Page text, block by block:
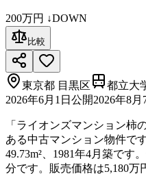
200万円 ↓DOWN
比較
東京都 目黒区
都立大
2026年6月1日 公開2026年8月
「ライオンズマンション柿
ある中古マンション物件で
49.73m²、1981年4月築です
分です。販売価格は5,180万